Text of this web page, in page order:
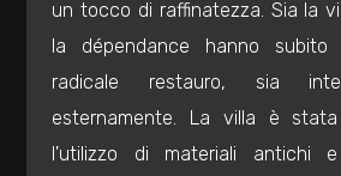
un tocco di raffinatezza. Sia la
la dépendance hanno
radicale restauro, sia
esternamente. La villa è
l'utilizzo di materiali antichi
3
4